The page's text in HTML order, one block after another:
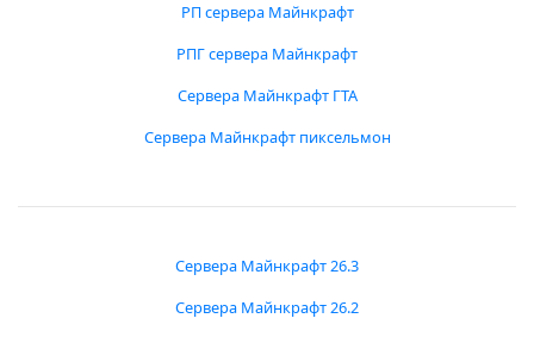
РП сервера Майнкрафт
РПГ сервера Майнкрафт
Сервера Майнкрафт ГТА
Сервера Майнкрафт пиксельмон
Сервера Майнкрафт 26.3
Сервера Майнкрафт 26.2